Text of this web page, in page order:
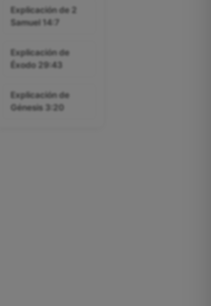
Explicación de 2
Samuel 14:7
Explicación de
Éxodo 29:43
Explicación de
Génesis 3:20